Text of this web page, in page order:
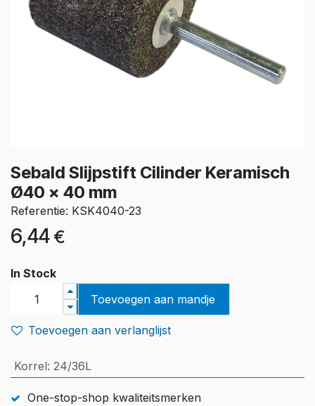
Sebald Slijpstift Cilinder Keramisch
Ø40 x 40 mm
Referentie: KSK4040-23
6,44 €
In Stock
Toevoegen aan mandje
Toevoegen aan verlanglijst
Korrel: 24/36L
One-stop-shop kwaliteitsmerken